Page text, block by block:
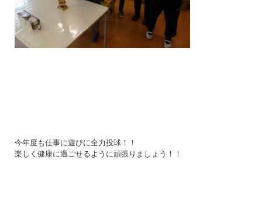
今年度も仕事に遊びに全力投球！！
楽しく健康に過ごせるように頑張りましょう！！